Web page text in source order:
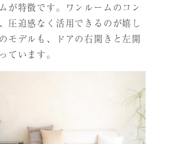
が特徴です。ワンルームのコン
圧迫感なく活用できるのが嬉し
モデルも、ドアの右開きと左開
ています。